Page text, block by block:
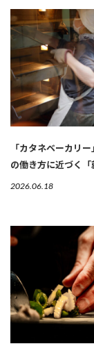
「カタネベーカリ
の働き方に近づく
2026.06.18